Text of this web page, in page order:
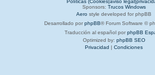
Sponsors: Trucos Windows
Aero style developed for phpBB
Desarrollado por phpBB® Forum Software ©
Traducción al español por phpBB
Optimized by: phpBB SEO
Privacidad | Condiciones